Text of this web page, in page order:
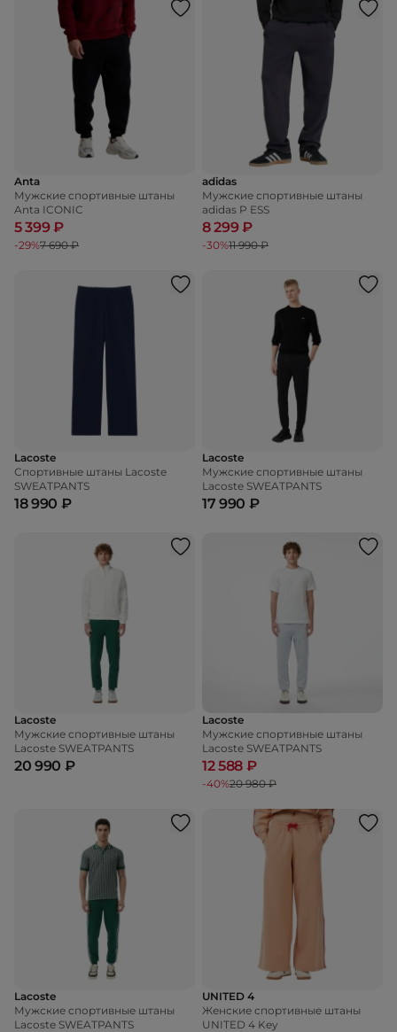
Anta
Мужские спортивные штаны
Anta ICONIC
5 399 ₽
-29%7 690 ₽
adidas
Мужские спортивные штаны
adidas P ESS
8 299 ₽
-30%11 990 ₽
Lacoste
Спортивные штаны Lacoste
SWEATPANTS
18 990 ₽
Lacoste
Мужские спортивные штаны
Lacoste SWEATPANTS
17 990 ₽
Lacoste
Мужские спортивные штаны
Lacoste SWEATPANTS
20 990 ₽
Lacoste
Мужские спортивные штаны
Lacoste SWEATPANTS
12 588 ₽
-40%20 980 ₽
Lacoste
Мужские спортивные штаны
Lacoste SWEATPANTS
UNITED 4
Женские спортивные штаны
UNITED 4 Key